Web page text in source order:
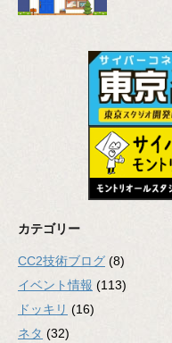
カテゴリー
CC2技術ブログ (8)
イベント情報 (113)
ドッキリ (16)
ネタ (32)